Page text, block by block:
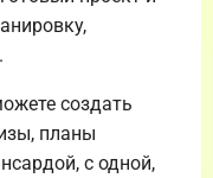
создать
планы
с одной,